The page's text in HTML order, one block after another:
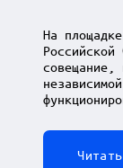
На
Российской
совещание,